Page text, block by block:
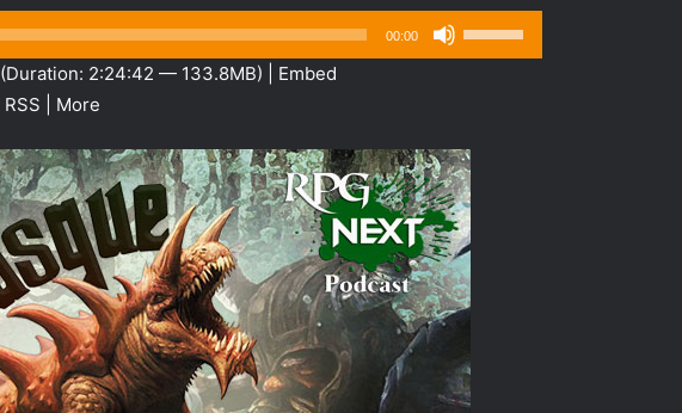
00:00
as
ou
para
baixo
para
aumentar
ou
o
(Duration: 2:24:42 — 133.8MB) | Embed
RSS More